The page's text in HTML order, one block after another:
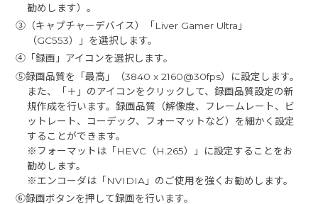
勧めします）。
③（キャプチャーデバイス）「Liver Gamer Ultra」
（GC553）」を選択します。
④「録画」アイコンを選択します。
⑤録画品質を「最高」（3840 x 2160@30fps）に設定します。
また、「＋」のアイコンをクリックして、録画品質設定の新
規作成を行います。録画品質（解像度、フレームレート、ビ
ットレート、コーデック、フォーマットなど）を細かく設定
することができます。
※フォーマットは「HEVC（H.265）」に設定することをお
勧めします。
※エンコーダは「NVIDIA」のご使用を強くお勧めします。
⑥録画ボタンを押して録画を行います。